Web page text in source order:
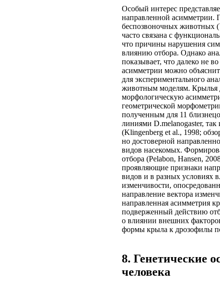
Особый интерес
направленной асимметрии.
беспозвоночных животных
часто связана с
что причины нарушения
влиянию отбора. Однако
показывает, что далеко не
асимметрии можно
для экспериментального
животным моделям. Крылья
морфологическую
геометрической
полученным для 11
линиями D.melanogaster,
(Klingenberg et al., 1998;
но достоверной
видов насекомых.
отбора (Pelabon, Hansen,
проявляющие признаки
видов и в разных условиях
изменчивости,
направление вектора
направленная асимметрия
подверженный действию
о влиянии внешних
формы крыла к дрозофилы
8. Генетические
человека